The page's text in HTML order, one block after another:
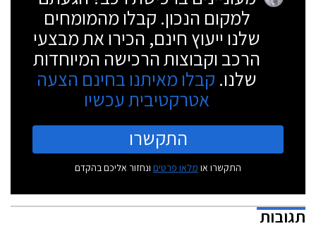
למקום הנכון. קבלו מהמומחים
שלנו ייעוץ חינם, הכירו את מבצעי
הרכב וקבוצות הרכישה המיוחדות
שלנו. קבלו מאיתנו בחינם הצעה
אטרקטיבית עכשיו
התקשרו
התקשרו או מלאו פרטים ונחזור אליכם בהקדם
תגובות